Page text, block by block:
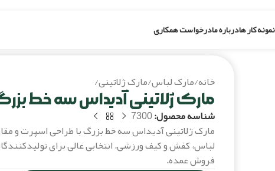
نمونه کار هادرباره مادرخواست همکاری
خانه/مارک لباس/مارک ژلاتینی/
مارک ژلاتینی آدیداس سه خط
شناسه محصول:7300
مارک ژلاتینی آدیداس سه خط بزرگ با طراحی اسپرت و
لباس، کفش و کیف ورزشی. انتخابی عالی برای
فروش عمده.